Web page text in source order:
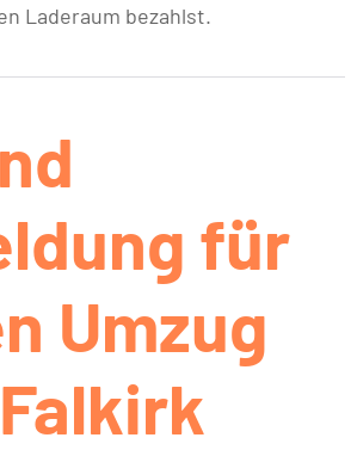
Laderaum bezahlst.
für
Umzug